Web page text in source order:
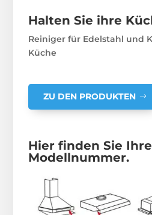
Halten Sie ihre
Reiniger für Edelstahl und
Küche
ZU DEN PRODUKTEN
Hier finden Sie Ihre
Modellnummer.